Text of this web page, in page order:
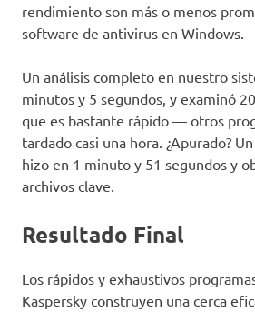
rendimiento son más o menos
software de antivirus en Windows.
Un análisis completo en nuestro
minutos y 5 segundos, y examinó
que es bastante rápido — otros
tardado casi una hora. ¿Apurado?
hizo en 1 minuto y 51 segundos y
archivos clave.
Resultado Final
Los rápidos y exhaustivos
Kaspersky construyen una cerca